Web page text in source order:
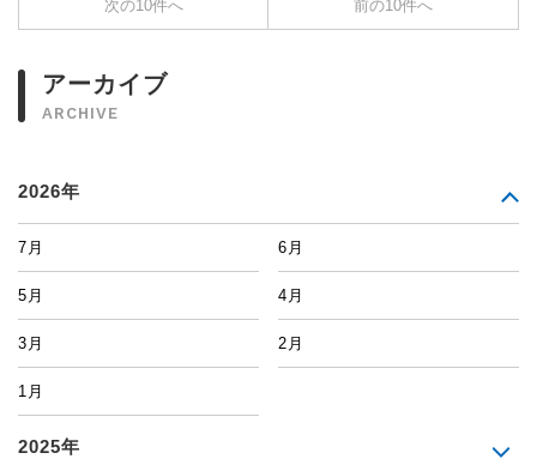
次の10件へ 前の10件へ
アーカイブ
ARCHIVE
2026年
7月 6月
5月 4月
3月 2月
1月
2025年